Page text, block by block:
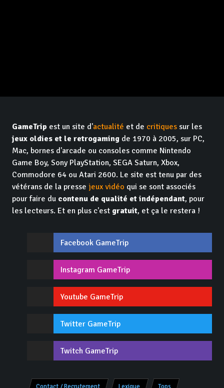
GameTrip est un site d'actualité et de critiques sur les
jeux oldies et le retrogaming de 1970 à 2005, sur PC,
Mac, bornes d'arcade ou consoles comme Nintendo
Game Boy, Sony PlayStation, SEGA Saturn, Xbox,
Commodore 64 ou Atari 2600. Le site est tenu par des
vétérans de la presse jeux vidéo qui se sont associés
pour faire du contenu de qualité et indépendant, pour
les lecteurs. Et en plus c'est gratuit, et ça le restera !
Facebook GameTrip
Instagram GameTrip
Youtube GameTrip
Twitter GameTrip
Twitch GameTrip
Contact / Recrutement Lexique Tops